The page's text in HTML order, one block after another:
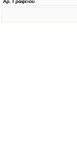
Αρ. Γραφείου